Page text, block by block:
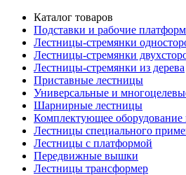
Каталог товаров
Подставки и рабочие
Лестницы-стремянки
Лестницы-стремянки
Лестницы-стремянки из дерева
Приставные лестницы
Универсальные и
Шарнирные лестницы
Комплектующее оборудование
Лестницы специального
Лестницы с платформой
Передвижные вышки
Лестницы трансформер